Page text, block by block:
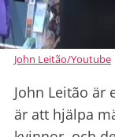
John Leitão/Youtube
John Leitão är
är att hjälpa